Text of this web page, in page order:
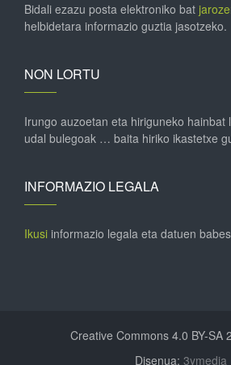
Bidali ezazu posta elektroniko bat
helbidetara informazio guztia jasotzeko.
NON LORTU
Irungo auzoetan eta hiriguneko hainbat
udal bulegoak … baita hiriko ikastetxe
INFORMAZIO LEGALA
Ikusi informazio legala eta datuen
Creative Commons 4.0 BY-SA
Disenua: 3ymedia